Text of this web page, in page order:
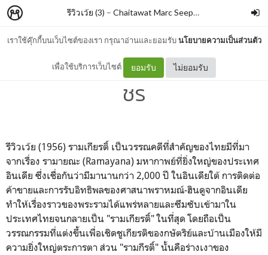
เราใช้คุ๊กกี้บนเว็บไซต์ของเรา กรุณาอ่านและยอมรับนโยบายความเป็นส่วนตัว
เพื่อใช้บริการเว็บไซต์ ยอมรับ ไม่ยอมรับ
รีวิวเว้ย (3) – Chaitawat Marc Seephongsai
รามกีรติ์ By บุญยัง กำแพงเพ็
ชร
รีวิวเว้ย (1956) รามเกียรติ์ เป็นวรรณคดีที่สำคัญของไทยมีที่มา
จากเรื่อง รามายณะ (Ramayana) มหากาพย์ที่ยิ่งใหญ่ของประเทศ
อินเดีย ซึ่งเชื่อกันว่ามีมานานกว่า 2,000 ปี ในอินเดียใต้ การติดต่อ
ค้าขายและการรับอิทธิพลของศาสนาพราหมณ์-ฮินดูจากอินเดีย
ทำให้เรื่องราวของพระรามได้แพร่หลายและซึมซับเข้ามาใน
ประเทศไทยจนกลายเป็น "รามเกียรติ์" ในที่สุด โดยถือเป็น
วรรณกรรมที่แต่งขึ้นเพื่อเชิดชูเกียรติของกษัตริย์และบ้านเมืองให้มี
ความยิ่งใหญ่ตระการตา ส่วน "รามกีรติ์" นั้นคือร่างเงาของ